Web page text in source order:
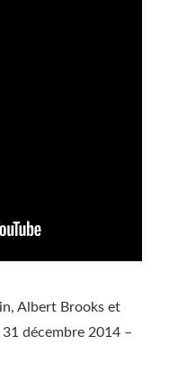
Albert Brooks et
décembre 2014 –